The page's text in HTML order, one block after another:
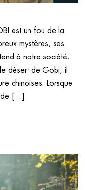
est un fou de la
mystères, ses
à notre société.
désert de Gobi, il
chinoises. Lorsque
de […]